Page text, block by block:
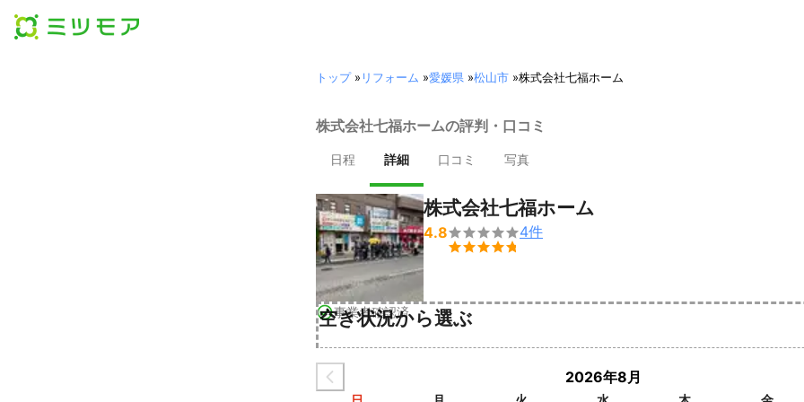
トップ» リフォーム »愛媛県 »松山市 »株式会社七福ホーム
株式会社七福ホームの評判・口コミ
日程 詳細 口コミ 写真
事業者確認済
株式会社七福ホーム
4.8

4件
空き状況から選ぶ
2026年8月